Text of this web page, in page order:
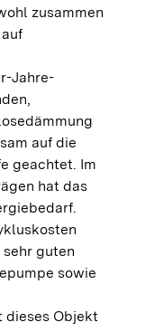
zusammen
Jahre-
auf die
geachtet. Im
hat das
guten
sowie
dieses Objekt